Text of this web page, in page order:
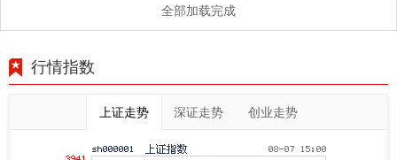
全部加载完成
行情指数
上证走势 深证走势 创业走势